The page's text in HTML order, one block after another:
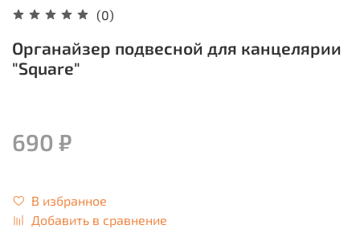
(0)
Органайзер подвесной для канцелярии
"Square"
690 ₽
В избранное
Добавить в сравнение